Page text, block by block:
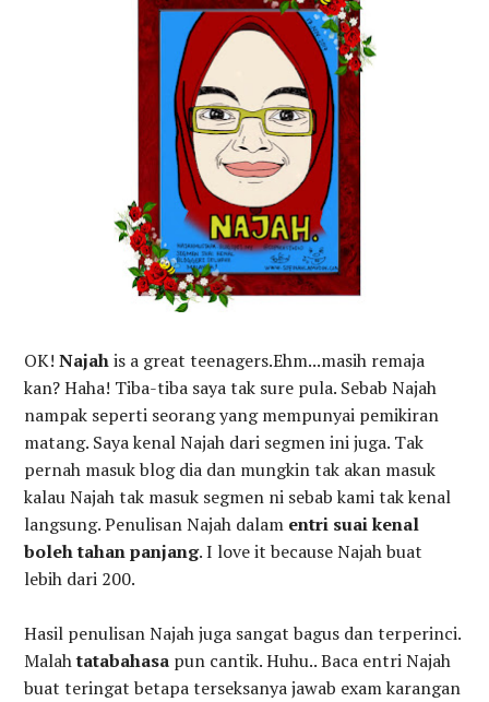
OK!Najahis a great teenagers.Ehm...masih remaja
kan? Haha! Tiba-tiba saya tak sure pula. Sebab Najah
nampak seperti seorang yang mempunyai pemikiran
matang. Saya kenal Najah dari segmen ini juga. Tak
pernah masuk blog dia dan mungkin tak akan masuk
kalau Najah tak masuk segmen ni sebab kami tak kenal
langsung. Penulisan Najah dalam entri suai kenal
boleh tahan panjang. I love it because Najah buat
lebih dari 200.
Hasil penulisan Najah juga sangat bagus dan terperinci.
Malahtatabahasa pun cantik. Huhu.. Baca entri Najah
buat teringat betapa terseksanya jawab exam karangan